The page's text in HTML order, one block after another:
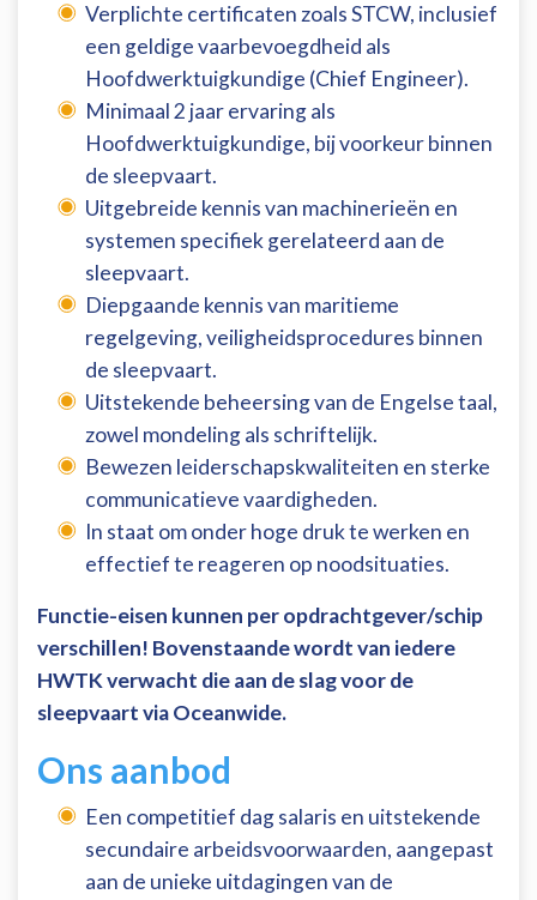
Verplichte certificaten zoals STCW, inclusief
een geldige vaarbevoegdheid als
Hoofdwerktuigkundige (Chief Engineer).
Minimaal 2 jaar ervaring als
Hoofdwerktuigkundige, bij voorkeur binnen
de sleepvaart.
Uitgebreide kennis van machinerieën en
systemen specifiek gerelateerd aan de
sleepvaart.
Diepgaande kennis van maritieme
regelgeving, veiligheidsprocedures binnen
de sleepvaart.
Uitstekende beheersing van de Engelse taal,
zowel mondeling als schriftelijk.
Bewezen leiderschapskwaliteiten en sterke
communicatieve vaardigheden.
In staat om onder hoge druk te werken en
effectief te reageren op noodsituaties.
Functie-eisen kunnen per opdrachtgever/schip
verschillen! Bovenstaande wordt van iedere
HWTK verwacht die aan de slag voor de
sleepvaart via Oceanwide.
Ons aanbod
Een competitief dag salaris en uitstekende
secundaire arbeidsvoorwaarden, aangepast
aan de unieke uitdagingen van de